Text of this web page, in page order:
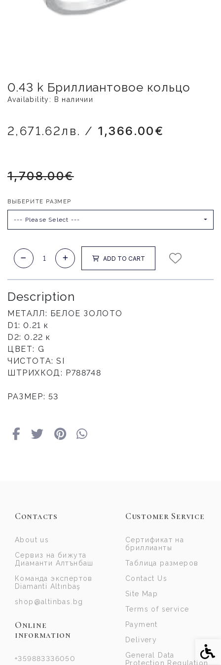
0.43 k Бриллиантовое кольцо
Availability: В наличии
2,671.62лв. / 1,366.00€
1,708.00€
ВЫБЕРИТЕ РАЗМЕР
--- Please Select ---
ADD TO CART
Description
МЕТАЛЛ: БЕЛОЕ ЗОЛОТО
D1: 0.21 к
D2: 0.22 к
ЦВЕТ: G
ЧИСТОТА: SI
ШТРИХКОД: Р788748
РАЗМЕР: 53
Contacts
About us
Сервиз на бижута
Диаманти Алтънбаш
Команда экспертов
Diamanti Altınbaş
shop@altinbas.bg
Online
information
+359883336050
Customer Service
Сертификат на
бриллианты
Таблица размеров
Contact Us
Site Map
Terms of service
Payment
Delivery
General Data
Protection Regulation